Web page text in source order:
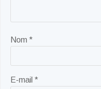
Nom *
E-mail *